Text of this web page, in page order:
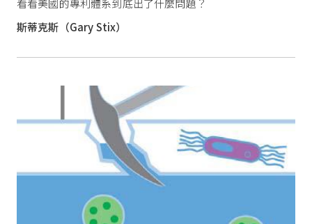
看看美國的專利體系到底出了什麼問題？
斯蒂克斯（Gary Stix）